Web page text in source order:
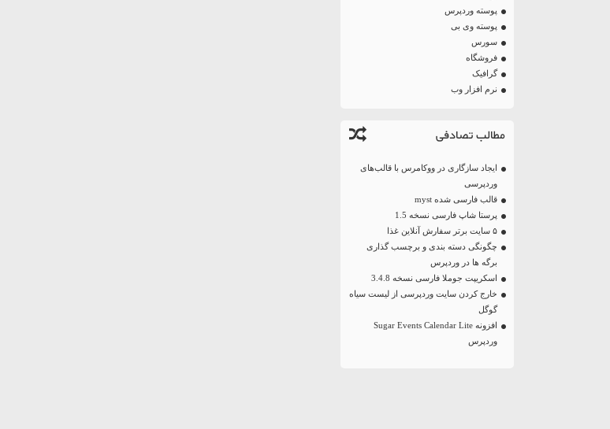
پوسته وردپرس
پوسته وی بی
سورس
فروشگاه
گرافیک
نرم افزار وب
مطالب تصادفی
ایجاد سازگاری در ووکامرس با قالب‌های
وردپرسی
قالب فارسی شده myst
پرستا شاپ فارسی نسخه 1.5
۵ سایت برتر سفارش آنلاین غذا
چگونگی دسته بندی و برچسب گذاری
برگه ها در وردپرس
اسکریپت جوملا فارسی نسخه 3.4.8
خارج کردن سایت وردپرسی از لیست سیاه
گوگل
افزونه Sugar Events Calendar Lite
وردپرس